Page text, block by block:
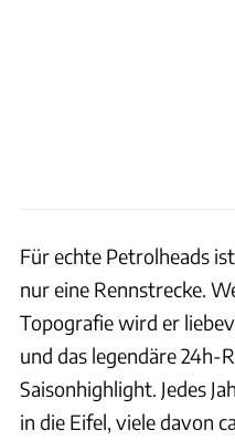
Für echte Petrolheads
nur eine Rennstrecke.
Topografie wird er
und das legendäre 24h-
Saisonhighlight. Jedes
in die Eifel, viele davon